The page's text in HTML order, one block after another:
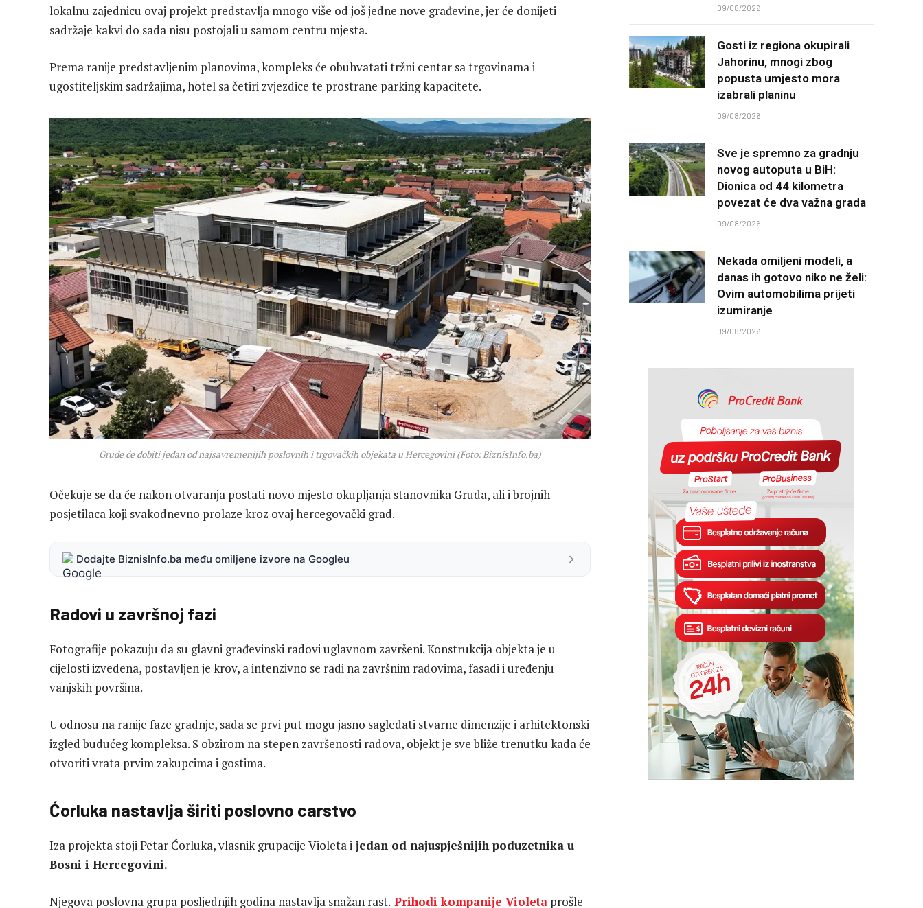
lokalnu zajednicu ovaj projekt predstavlja mnogo više od još jedne nove građevine, jer će donijeti
sadržaje kakvi do sada nisu postojali u samom centru mjesta.
Prema ranije predstavljenim planovima, kompleks će obuhvatati tržni centar sa trgovinama i
ugostiteljskim sadržajima, hotel sa četiri zvjezdice te prostrane parking kapacitete.
Grude će dobiti jedan od najsavremenijih poslovnih i trgovačkih objekata u Hercegovini (Foto: BiznisInfo.ba)
Očekuje se da će nakon otvaranja postati novo mjesto okupljanja stanovnika Gruda, ali i brojnih
posjetilaca koji svakodnevno prolaze kroz ovaj hercegovački grad.
Dodajte BiznisInfo.ba među omiljene izvore na Googleu
Radovi u završnoj fazi
Fotografije pokazuju da su glavni građevinski radovi uglavnom završeni. Konstrukcija objekta je u
cijelosti izvedena, postavljen je krov, a intenzivno se radi na završnim radovima, fasadi i uređenju
vanjskih površina.
U odnosu na ranije faze gradnje, sada se prvi put mogu jasno sagledati stvarne dimenzije i arhitektonski
izgled budućeg kompleksa. S obzirom na stepen završenosti radova, objekt je sve bliže trenutku kada će
otvoriti vrata prvim zakupcima i gostima.
Ćorluka nastavlja širiti poslovno carstvo
Iza projekta stoji Petar Ćorluka, vlasnik grupacije Violeta i jedan od najuspješnijih poduzetnika u
Bosni i Hercegovini.
Njegova poslovna grupa posljednjih godina nastavlja snažan rast. Prihodi kompanije Violeta prošle
09/08/2026
Gosti iz regiona okupirali
Jahorinu, mnogi zbog
popusta umjesto mora
izabrali planinu
09/08/2026
Sve je spremno za gradnju
novog autoputa u BiH:
Dionica od 44 kilometra
povezat će dva važna grada
09/08/2026
Nekada omiljeni modeli, a
danas ih gotovo niko ne želi:
Ovim automobilima prijeti
izumiranje
09/08/2026